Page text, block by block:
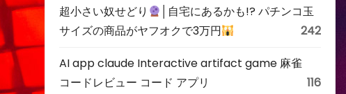
超小さい奴せどり
│自宅にあるかも!? パチンコ玉
サイズの商品がヤフオクで3万円
242
AI app claude Interactive artifact game 麻雀
コードレビュー コード アプリ
116